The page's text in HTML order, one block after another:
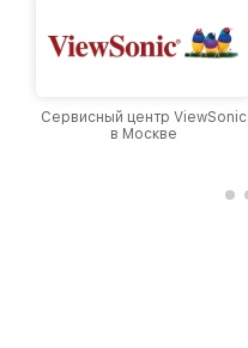
Сервисный центр ViewSonic
в Москве